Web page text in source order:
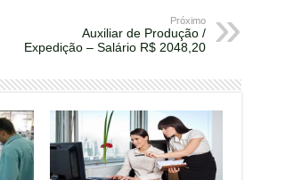
Próximo
Auxiliar de Produção /
Expedição – Salário R$ 2048,20